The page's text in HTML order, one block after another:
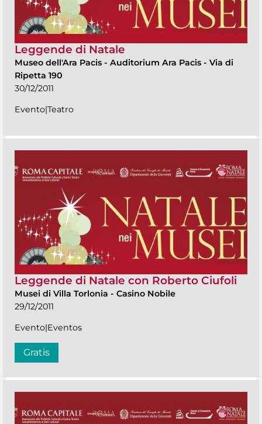
Leggende di Natale
Museo dell'Ara Pacis - Auditorium Ara Pacis - Via di
Ripetta 190
30/12/2011
Evento|Teatro
Leggende di Natale con Roberto Ciufoli
Musei di Villa Torlonia - Casino Nobile
29/12/2011
Evento|Eventos
Gratis